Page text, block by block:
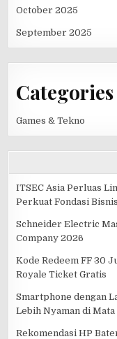
October 2025
September 2025
Categories
Games & Tekno
ITSEC Asia Perluas
Perkuat Fondasi Bisnis
Schneider Electric
Company 2026
Kode Redeem FF 30
Royale Ticket Gratis
Smartphone dengan
Lebih Nyaman di Mata
Rekomendasi HP